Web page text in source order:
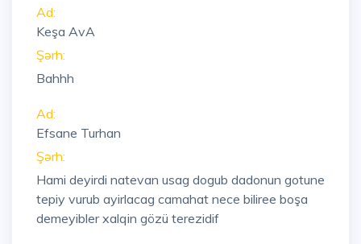
Ad:
Keşa AvA
Şərh:
Bahhh
Ad:
Efsane Turhan
Şərh:
Hami deyirdi natevan usag dogub dadonun gotune
tepiy vurub ayirlacag camahat nece biliree boşa
demeyibler xalqin gözü terezidif